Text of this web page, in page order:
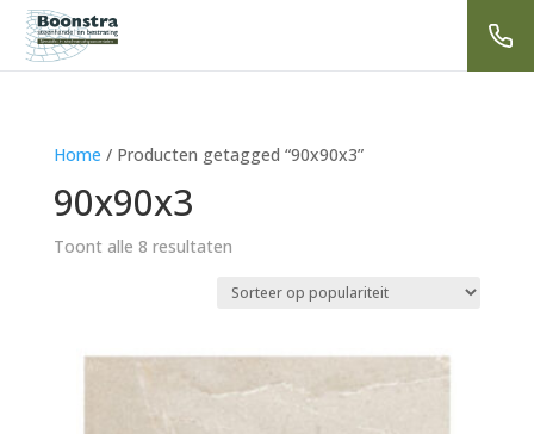
Home / Producten getagged “90x90x3”
90x90x3
Toont alle 8 resultatenGesorteerd
populariteit